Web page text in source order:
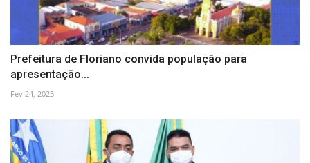
Prefeitura de Floriano convida população para
apresentação...
Fev 24, 2023